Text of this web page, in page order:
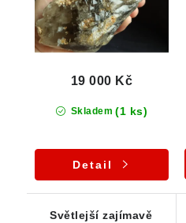
Skladem (1 ks)
19 000 Kč
Detail
Světlejší zajímavě